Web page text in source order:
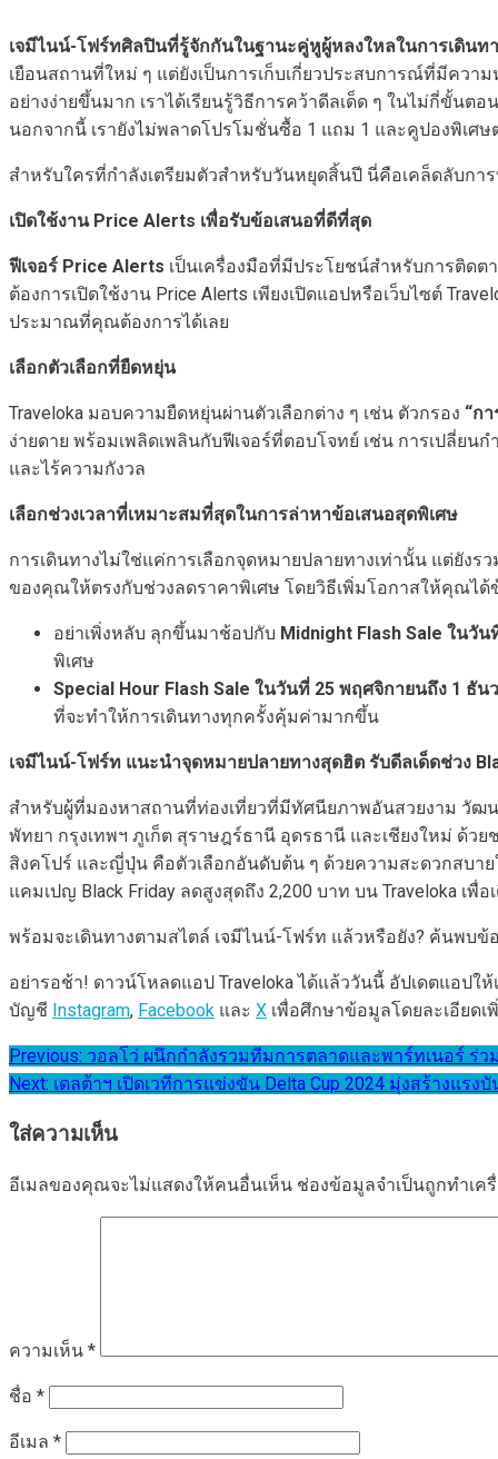
เจมีไนน์-โฟร์ทศิลปินที่รู้จักกันในฐานะคู่หูผู้หลงใหลในการเดินท
เยือนสถานที่ใหม่ ๆ แต่ยังเป็นการเก็บเกี่ยวประสบการณ์ที่มีควา
อย่างง่ายขึ้นมาก เราได้เรียนรู้วิธีการคว้าดีลเด็ด ๆ ในไม่กี่ขั้นต
นอกจากนี้ เรายังไม่พลาดโปรโมชั่นซื้อ 1 แถม 1 และคูปองพิเศ
สำหรับใครที่กำลังเตรียมตัวสำหรับวันหยุดสิ้นปี นี่คือเคล็ดลับกา
เปิดใช้งาน Price Alerts เพื่อรับข้อเสนอที่ดีที่สุด
ฟีเจอร์ Price Alerts เป็นเครื่องมือที่มีประโยชน์สำหรับการติดต
ต้องการเปิดใช้งาน Price Alerts เพียงเปิดแอปหรือเว็บไซต์
ประมาณที่คุณต้องการได้เลย
เลือกตัวเลือกที่ยืดหยุ่น
Traveloka มอบความยืดหยุ่นผ่านตัวเลือกต่าง ๆ เช่น ตัวกรอง “ก
ง่ายดาย พร้อมเพลิดเพลินกับฟีเจอร์ที่ตอบโจทย์ เช่น การเปลี่ย
และไร้ความกังวล
เลือกช่วงเวลาที่เหมาะสมที่สุดในการล่าหาข้อเสนอสุดพิเศษ
การเดินทางไม่ใช่แค่การเลือกจุดหมายปลายทางเท่านั้น แต่ยัง
ของคุณให้ตรงกับช่วงลดราคาพิเศษ โดยวิธีเพิ่มโอกาสให้คุณไ
อย่าเพิ่งหลับ ลุกขึ้นมาช้อปกับ Midnight Flash Sale ในวั
พิเศษ
Special Hour Flash Sale ในวันที่ 25 พฤศจิกายนถึง 1 ธัน
ที่จะทำให้การเดินทางทุกครั้งคุ้มค่ามากขึ้น
เจมีไนน์-โฟร์ท แนะนำจุดหมายปลายทางสุดฮิต รับดีลเด็ดช่วง
สำหรับผู้ที่มองหาสถานที่ท่องเที่ยวที่มีทัศนียภาพอันสวยงาม วัฒ
พัทยา กรุงเทพฯ ภูเก็ต สุราษฎร์ธานี อุดรธานี และเชียงใหม่ ด้ว
สิงคโปร์ และญี่ปุ่น คือตัวเลือกอันดับต้น ๆ ด้วยความสะดวกสบา
แคมเปญ Black Friday ลดสูงสุดถึง 2,200 บาท บน Traveloka เ
พร้อมจะเดินทางตามสไตล์ เจมีไนน์-โฟร์ท แล้วหรือยัง? ค้นพบ
อย่ารอช้า! ดาวน์โหลดแอป Traveloka ได้แล้ววันนี้ อัปเดตแอปใ
บัญชี Instagram, Facebook และ X เพื่อศึกษาข้อมูลโดยละเอียดเ
แนะแนว
เรื่อง
Previous: วอลโว่ ผนึกกำลังรวมทีมการตลาดและพาร์ทเนอร์ ร่
Next: เดลต้าฯ เปิดเวทีการแข่งขัน Delta Cup 2024 มุ่งสร้างแ
ใส่ความเห็น
อีเมลของคุณจะไม่แสดงให้คนอื่นเห็น ช่องข้อมูลจำเป็นถูกทำเค
ความเห็น *
ชื่อ *
อีเมล *